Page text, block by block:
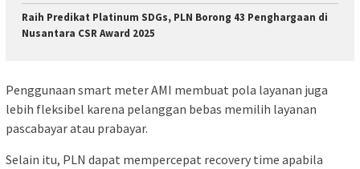
Raih Predikat Platinum SDGs, PLN Borong 43 Penghargaan di
Nusantara CSR Award 2025
Penggunaan smart meter AMI membuat pola layanan juga
lebih fleksibel karena pelanggan bebas memilih layanan
pascabayar atau prabayar.
Selain itu, PLN dapat mempercepat recovery time apabila